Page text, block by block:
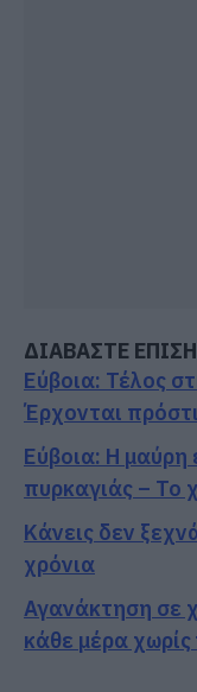
ΔΙΑΒΑΣΤΕ
Εύβοια: Τέλος
Έρχονται
Εύβοια: Η μαύρη
πυρκαγιάς – Το
Κάνεις δεν
χρόνια
Αγανάκτηση σε
κάθε μέρα